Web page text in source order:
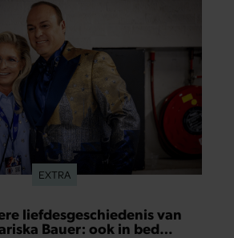
EXTRA
liefdesgeschiedenis van
Bauer: ook in bed